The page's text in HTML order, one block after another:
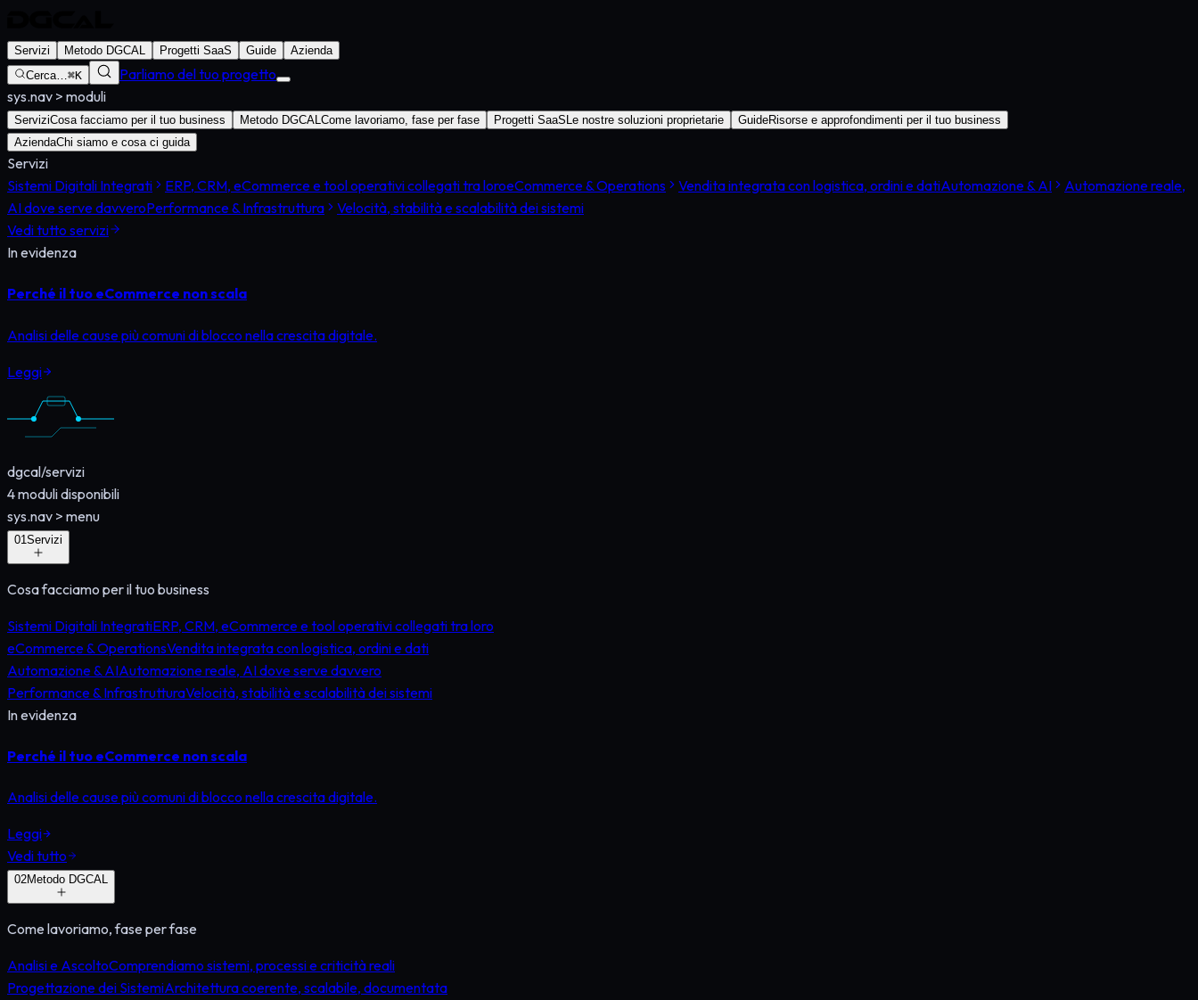
Servizi Metodo DGCAL Progetti SaaS Guide
Azienda
Cerca…⌘K
Parliamo del tuo progetto
sys.nav > moduli
ServiziCosa facciamo per il tuo business Metodo DGCALCome lavoriamo, fase per fase Progetti SaaS Le nostre soluzioni proprietarie GuideRisorse e approfondimenti per il tuo business
AziendaChi siamo e cosa ci guida
Servizi
Sistemi Digitali Integrati
ERP, CRM, eCommerce e tool operativi collegati tra loroeCommerce & Operations Vendita integrata con logistica, ordini e datiAutomazione & AI
Automazione reale,
AI dove serve davveroPerformance & Infrastruttura
Velocità, stabilità e scalabilità dei sistemi
Vedi tutto servizi
In evidenza
Perché il tuo eCommerce non scala
Analisi delle cause più comuni di blocco nella crescita digitale.
Leggi
dgcal/servizi
4moduli disponibili
sys.nav > menu
01Servizi
Cosa facciamo per il tuo business
Sistemi Digitali IntegratiERP, CRM, eCommerce e tool operativi collegati tra loro
eCommerce & OperationsVendita integrata con logistica, ordini e dati
Automazione & AIAutomazione reale, AI dove serve davvero
Performance & InfrastrutturaVelocità, stabilità e scalabilità dei sistemi
In evidenza
Perché il tuo eCommerce non scala
Analisi delle cause più comuni di blocco nella crescita digitale.
Leggi
Vedi tutto
02Metodo DGCAL
Come lavoriamo, fase per fase
Analisi e AscoltoComprendiamo sistemi, processi e criticità reali
Progettazione dei SistemiArchitettura coerente, scalabile, documentata